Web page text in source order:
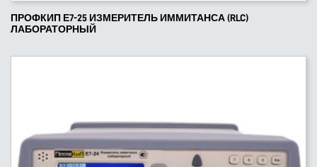
ПРОФКИП Е7-25 ИЗМЕРИТЕЛЬ ИММИТАНСА (RLC)
ЛАБОРАТОРНЫЙ